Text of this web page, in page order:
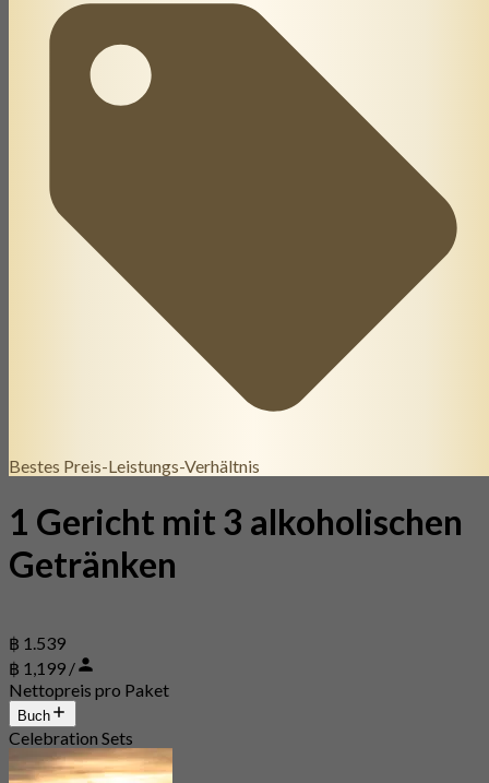
Bestes Preis-Leistungs-Verhältnis
1 Gericht mit 3 alkoholischen
Getränken
฿ 1.539
฿ 1,199 /
Nettopreis pro Paket
Buch
Celebration Sets